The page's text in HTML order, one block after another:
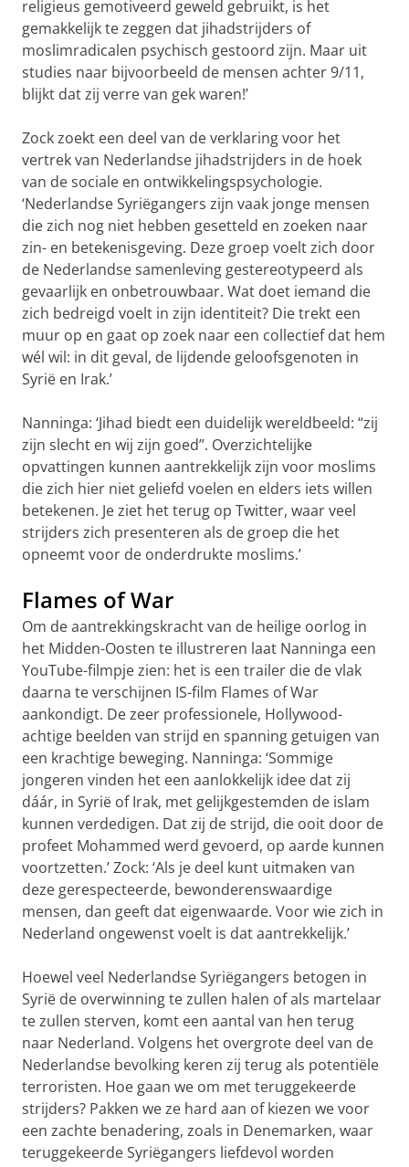
religieus gemotiveerd geweld gebruikt, is het
gemakkelijk te zeggen dat jihadstrijders of
moslimradicalen psychisch gestoord zijn. Maar uit
studies naar bijvoorbeeld de mensen achter 9/11,
blijkt dat zij verre van gek waren!’
Zock zoekt een deel van de verklaring voor het
vertrek van Nederlandse jihadstrijders in de hoek
van de sociale en ontwikkelingspsychologie.
‘Nederlandse Syriëgangers zijn vaak jonge mensen
die zich nog niet hebben gesetteld en zoeken naar
zin- en betekenisgeving. Deze groep voelt zich door
de Nederlandse samenleving gestereotypeerd als
gevaarlijk en onbetrouwbaar. Wat doet iemand die
zich bedreigd voelt in zijn identiteit? Die trekt een
muur op en gaat op zoek naar een collectief dat hem
wél wil: in dit geval, de lijdende geloofsgenoten in
Syrië en Irak.’
Nanninga: ‘Jihad biedt een duidelijk wereldbeeld: “zij
zijn slecht en wij zijn goed”. Overzichtelijke
opvattingen kunnen aantrekkelijk zijn voor moslims
die zich hier niet geliefd voelen en elders iets willen
betekenen. Je ziet het terug op Twitter, waar veel
strijders zich presenteren als de groep die het
opneemt voor de onderdrukte moslims.’
Flames of War
Om de aantrekkingskracht van de heilige oorlog in
het Midden-Oosten te illustreren laat Nanninga een
YouTube-filmpje zien: het is een trailer die de vlak
daarna te verschijnen IS-film Flames of War
aankondigt. De zeer professionele, Hollywood-
achtige beelden van strijd en spanning getuigen van
een krachtige beweging. Nanninga: ‘Sommige
jongeren vinden het een aanlokkelijk idee dat zij
dáár, in Syrië of Irak, met gelijkgestemden de islam
kunnen verdedigen. Dat zij de strijd, die ooit door de
profeet Mohammed werd gevoerd, op aarde kunnen
voortzetten.’ Zock: ‘Als je deel kunt uitmaken van
deze gerespecteerde, bewonderenswaardige
mensen, dan geeft dat eigenwaarde. Voor wie zich in
Nederland ongewenst voelt is dat aantrekkelijk.’
Hoewel veel Nederlandse Syriëgangers betogen in
Syrië de overwinning te zullen halen of als martelaar
te zullen sterven, komt een aantal van hen terug
naar Nederland. Volgens het overgrote deel van de
Nederlandse bevolking keren zij terug als potentiële
terroristen. Hoe gaan we om met teruggekeerde
strijders? Pakken we ze hard aan of kiezen we voor
een zachte benadering, zoals in Denemarken, waar
teruggekeerde Syriëgangers liefdevol worden